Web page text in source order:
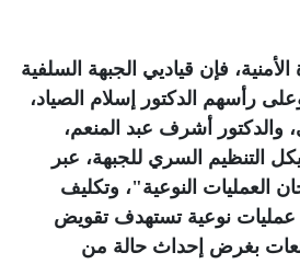
فإن قياديي الجبهة السلفية
رأسهم الدكتور إسلام الصياد،
والدكتور أشرف عبد المنعم،
التنظيم السري للجبهة، عبر
العمليات النوعية"، وتكليف
عمليات نوعية تستهدف تقويض
بغرض إحداث حالة من